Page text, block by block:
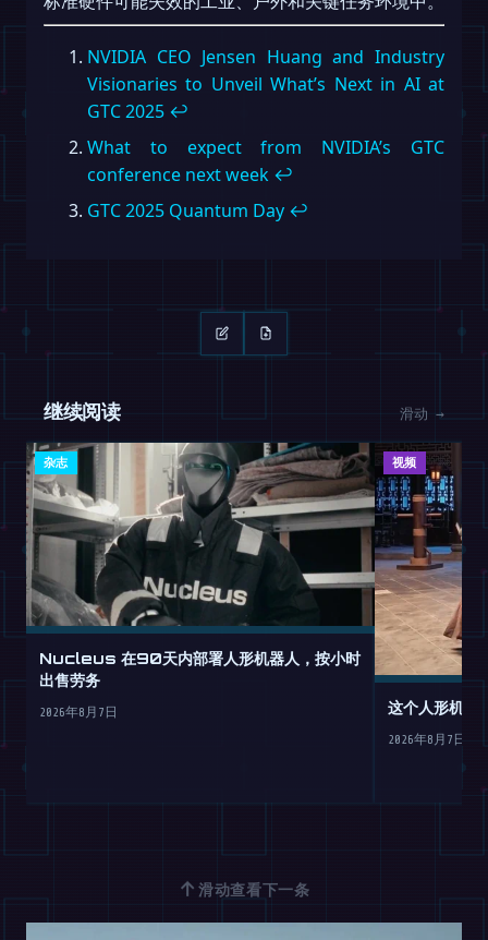
NVIDIA CEO Jensen Huang and Industry
Visionaries to Unveil What’s Next in AI at
GTC 2025 ↩︎
What to expect from NVIDIA’s GTC
conference next week ↩︎
GTC 2025 Quantum Day ↩︎
继续阅读 滑动 →
杂志
Nucleus 在90天内部署人形机器人，按小时
出售劳务
2026年8月7日
视频
这个人形机器
2026年8月7日
↑ 滑动查看下一条